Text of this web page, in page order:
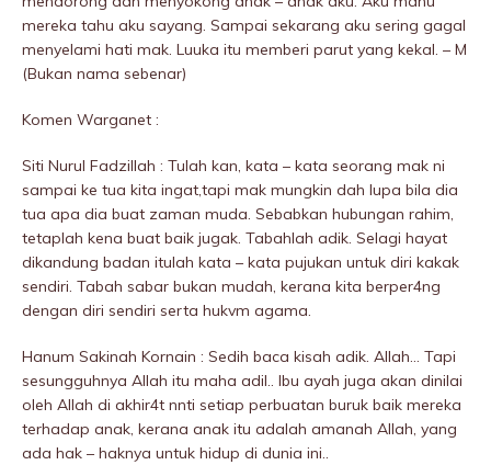
mereka tahu aku sayang. Sampai sekarang aku sering gagal
menyeIami hati mak. Luuka itu memberi parut yang kekal. – M
(Bukan nama sebenar)
Komen Warganet :
Siti Nurul Fadzillah : Tulah kan, kata – kata seorang mak ni
sampai ke tua kita ingat,tapi mak mungkin dah lupa bila dia
tua apa dia buat zaman muda. Sebabkan hubungan rahim,
tetaplah kena buat baik jugak. Tabahlah adik. Selagi hayat
dikandung badan itulah kata – kata pujukan untuk diri kakak
sendiri. Tabah sabar bukan mudah, kerana kita berper4ng
dengan diri sendiri serta hukvm agama.
Hanum Sakinah Kornain : Sedih baca kisah adik. Allah… Tapi
sesungguhnya Allah itu maha adil.. Ibu ayah juga akan dinilai
oleh Allah di akhir4t nnti setiap perbuatan buruk baik mereka
terhadap anak, kerana anak itu adalah amanah Allah, yang
ada hak – haknya untuk hidup di dunia ini..